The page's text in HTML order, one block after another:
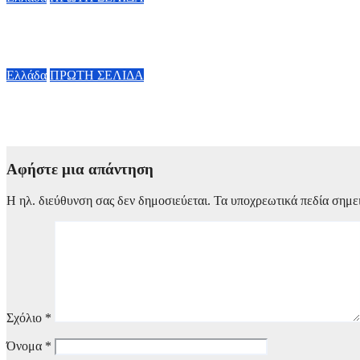
Ελλάδα ΠΡΩΤΗ ΣΕΛΙΔΑ
Αφήστε μια απάντηση
Η ηλ. διεύθυνση σας δεν δημοσιεύεται. Τα υποχρεωτικά πεδία
Σχόλιο *
Όνομα *